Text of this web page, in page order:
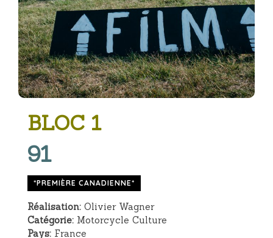
BLOC 1
91
*PREMIÈRE CANADIENNE*
Réalisation: Olivier Wagner
Catégorie: Motorcycle Culture
Pays: France